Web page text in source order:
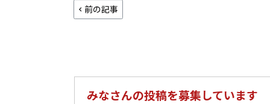
前の記事
みなさんの投稿を募集しています